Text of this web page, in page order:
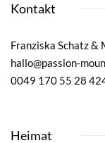
Kontakt
Franziska Schatz &
hallo@passion-
0049 170 55 28
Heimat